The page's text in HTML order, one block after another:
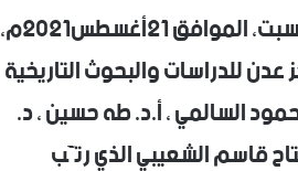
تحرك موكبنا من عدن مع انبلاج خيوط الفجر الأولى ليوم السبت، الموافق 21أغسطس2021م،
للدراسات والبحوث التاريخية
السالمي ، أ.د. طه حسين ، د.
قاسم الشعيبي الذي رتَّب